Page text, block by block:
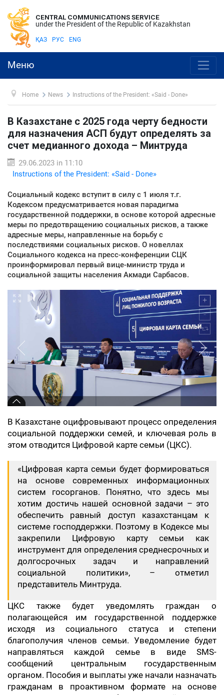
CENTRAL COMMUNICATIONS SERVICE
under the President of the Republic of Kazakhstan
ҚАЗ РУС ENG
Меню
Home News Instructions of the President: «Said - Done»
В Казахстане с 2025 года черту бедности
для назначения АСП будут определять за
счет медианного дохода – Минтруда
29.06.2023 in 11:10
Instructions of the President: «Said - Done»
Социальный кодекс вступит в силу с 1 июля т.г.
Кодексом предусматривается новая парадигма
государственной поддержки, в основе которой адресные
меры по предотвращению социальных рисков, а также
адресные меры, направленные на борьбу с
последствиями социальных рисков. О новеллах
Социального кодекса на пресс-конференции СЦК
проинформировал первый вице-министр труда и
социальной защиты населения Акмади Сарбасов.
В Казахстане оцифровывают процесс определения
социальной поддержки семей, и ключевая роль в
этом отводится Цифровой карте семьи (ЦКС).
«Цифровая карта семьи будет формироваться
на основе современных информационных
систем госорганов. Понятно, что здесь мы
хотим достичь нашей основной задачи – это
обеспечить равный доступ казахстанцам к
системе господдержки. Поэтому в Кодексе мы
закрепили Цифровую карту семьи как
инструмент для определения среднесрочных и
долгосрочных задач и направлений
социальной политики», – отметил
представитель Минтруда.
ЦКС также будет уведомлять граждан о
полагающейся им государственной поддержке
исходя из социального статуса и степени
благополучия членов семьи. Уведомление будет
направляться каждой семье в виде SMS-
сообщений центральным государственным
органом. Пособия и выплаты уже начали назначать
гражданам в проактивном формате на основе